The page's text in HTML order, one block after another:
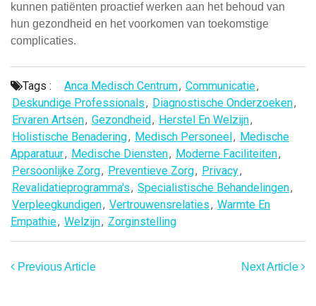
kunnen patiënten proactief werken aan het behoud van
hun gezondheid en het voorkomen van toekomstige
complicaties.
Tags : Anca Medisch Centrum, Communicatie,
Deskundige Professionals, Diagnostische Onderzoeken,
Ervaren Artsen, Gezondheid, Herstel En Welzijn,
Holistische Benadering, Medisch Personeel, Medische
Apparatuur, Medische Diensten, Moderne Faciliteiten,
Persoonlijke Zorg, Preventieve Zorg, Privacy,
Revalidatieprogramma's, Specialistische Behandelingen,
Verpleegkundigen, Vertrouwensrelaties, Warmte En
Empathie, Welzijn, Zorginstelling
Previous Article Next Article